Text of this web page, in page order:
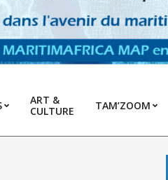
ART &
CULTURE
TAM’ZOOM